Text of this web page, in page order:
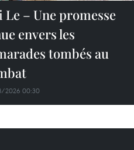
Le – Une promesse
envers les
tombés au
2026 00:30